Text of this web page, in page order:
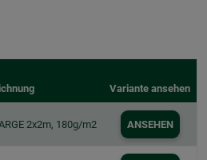
Variante ansehen
2x2m, 180g/m2 ANSEHEN